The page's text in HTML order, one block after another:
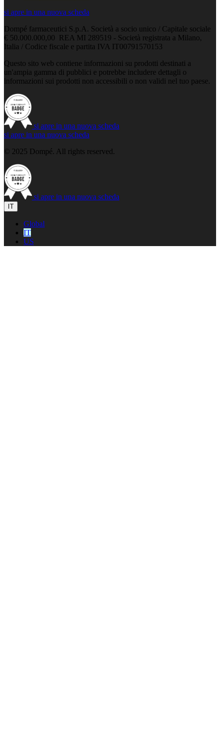
si apre in una nuova scheda
Dompé farmaceutici S.p.A. Società a socio unico / Capitale sociale
€ 50.000.000,00 REA MI 289519 - Società registrata a Milano,
Italia / Codice fiscale e partita IVA IT00791570153
Questo sito web contiene informazioni su prodotti destinati a
un'ampia gamma di pubblici e potrebbe includere dettagli o
informazioni sui prodotti non accessibili o non validi nel tuo paese.
si apre in una nuova scheda
si apre in una nuova scheda
© 2025 Dompé. All rights reserved.
si apre in una nuova scheda
IT
Global
IT
US